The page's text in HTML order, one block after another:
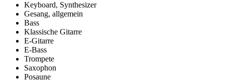
Keyboard, Synthesizer
Gesang, allgemein
Bass
Klassische Gitarre
E-Gitarre
E-Bass
Trompete
Saxophon
Posaune